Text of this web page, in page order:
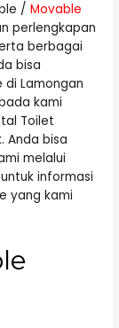
/Movable
perlengkapan
berbagai
bisa
Lamongan
kami
Toilet
Anda bisa
melalui
informasi
yang kami